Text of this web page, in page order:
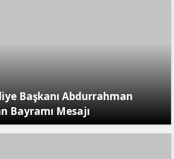
Başkanı Abdurrahman
Bayramı Mesajı